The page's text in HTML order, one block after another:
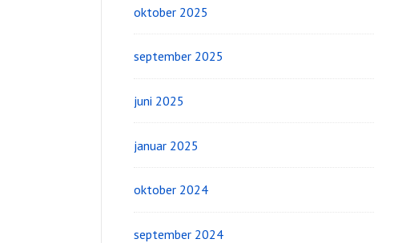
oktober 2025
september 2025
juni 2025
januar 2025
oktober 2024
september 2024